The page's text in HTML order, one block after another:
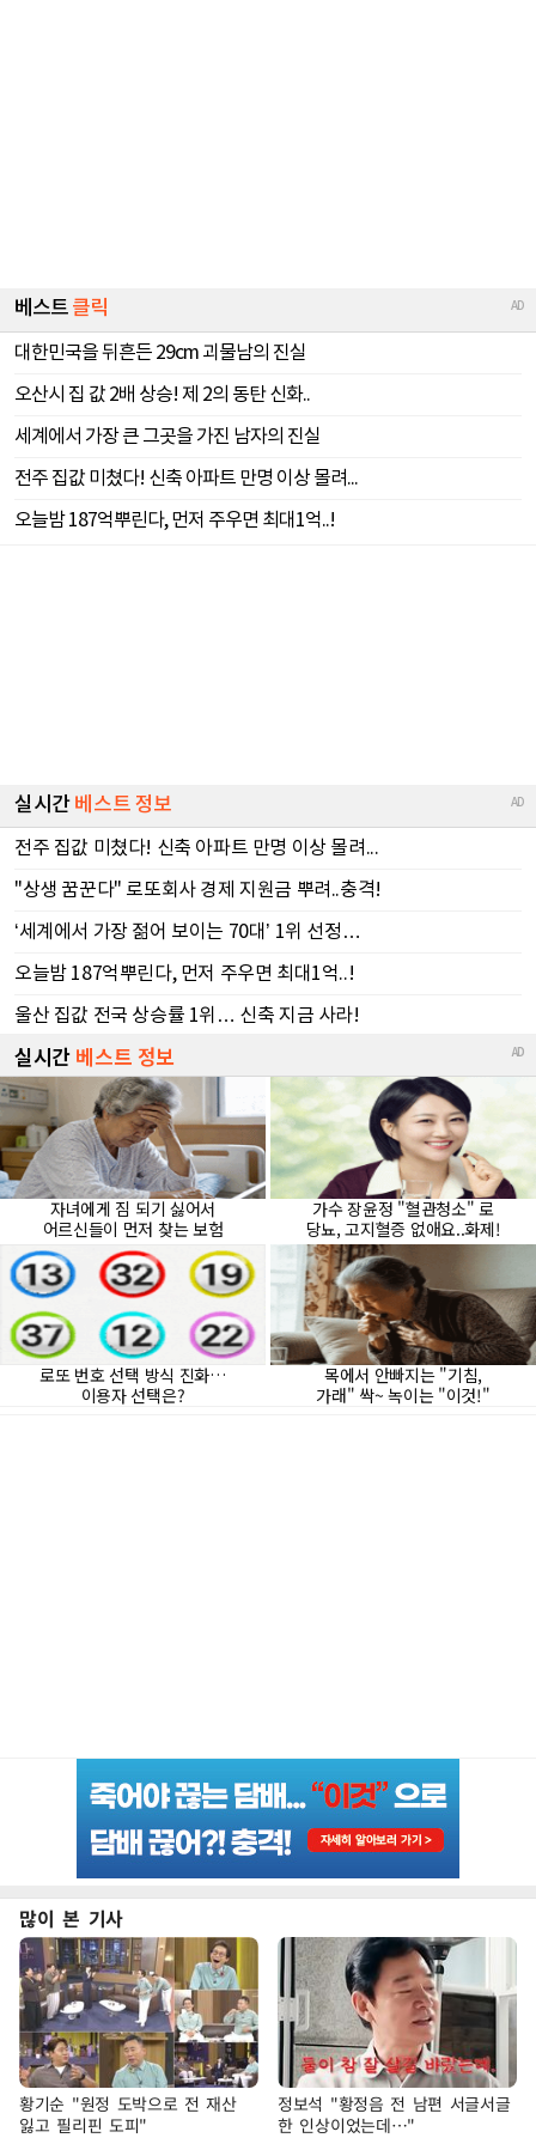
많이 본 기사
황기순 "원정 도박으로 전 재산
잃고 필리핀 도피"
정보석 "황정음 전 남편 서글서글
한 인상이었는데…"